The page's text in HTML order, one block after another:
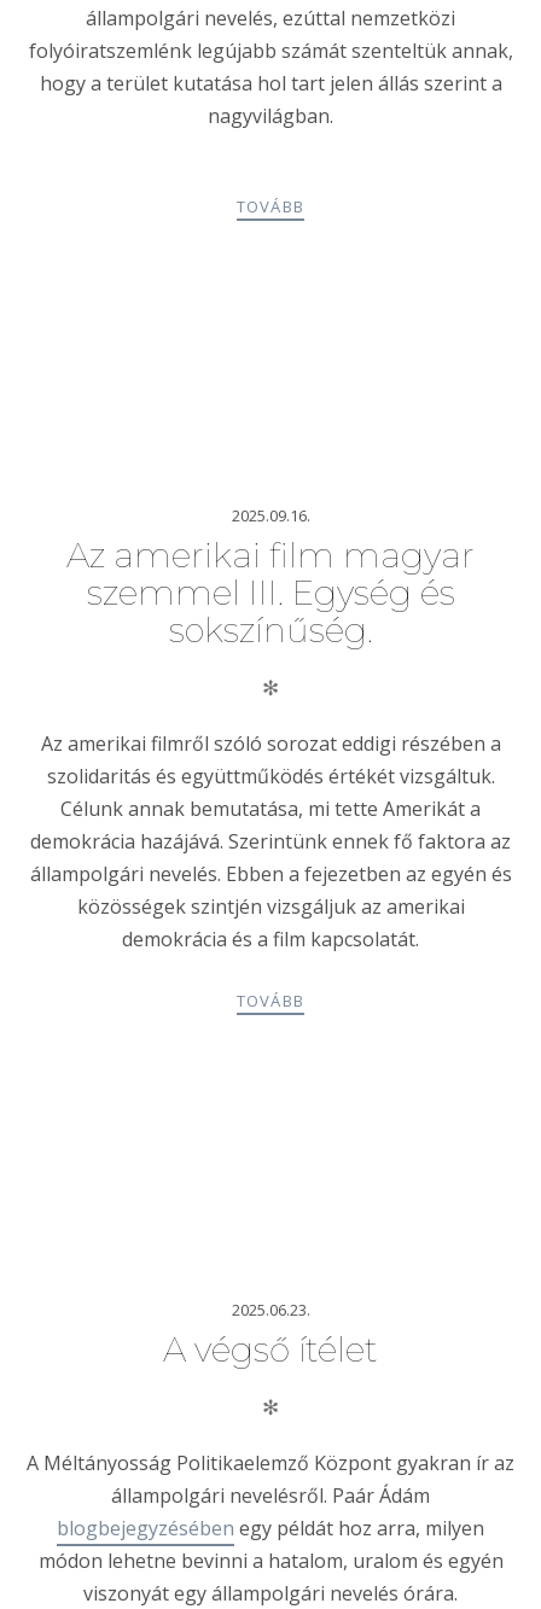
állampolgári nevelés, ezúttal nemzetközi
folyóiratszemlénk legújabb számát szenteltük annak,
hogy a terület kutatása hol tart jelen állás szerint a
nagyvilágban.
TOVÁBB
2025.09.16.
Az amerikai film magyar
szemmel III. Egység és
sokszínűség.
✻
Az amerikai filmről szóló sorozat eddigi részében a
szolidaritás és együttműködés értékét vizsgáltuk.
Célunk annak bemutatása, mi tette Amerikát a
demokrácia hazájává. Szerintünk ennek fő faktora az
állampolgári nevelés. Ebben a fejezetben az egyén és
közösségek szintjén vizsgáljuk az amerikai
demokrácia és a film kapcsolatát.
TOVÁBB
2025.06.23.
A végső ítélet
✻
A Méltányosság Politikaelemző Központ gyakran ír az
állampolgári nevelésről. Paár Ádám
blogbejegyzésében egy példát hoz arra, milyen
módon lehetne bevinni a hatalom, uralom és egyén
viszonyát egy állampolgári nevelés órára.